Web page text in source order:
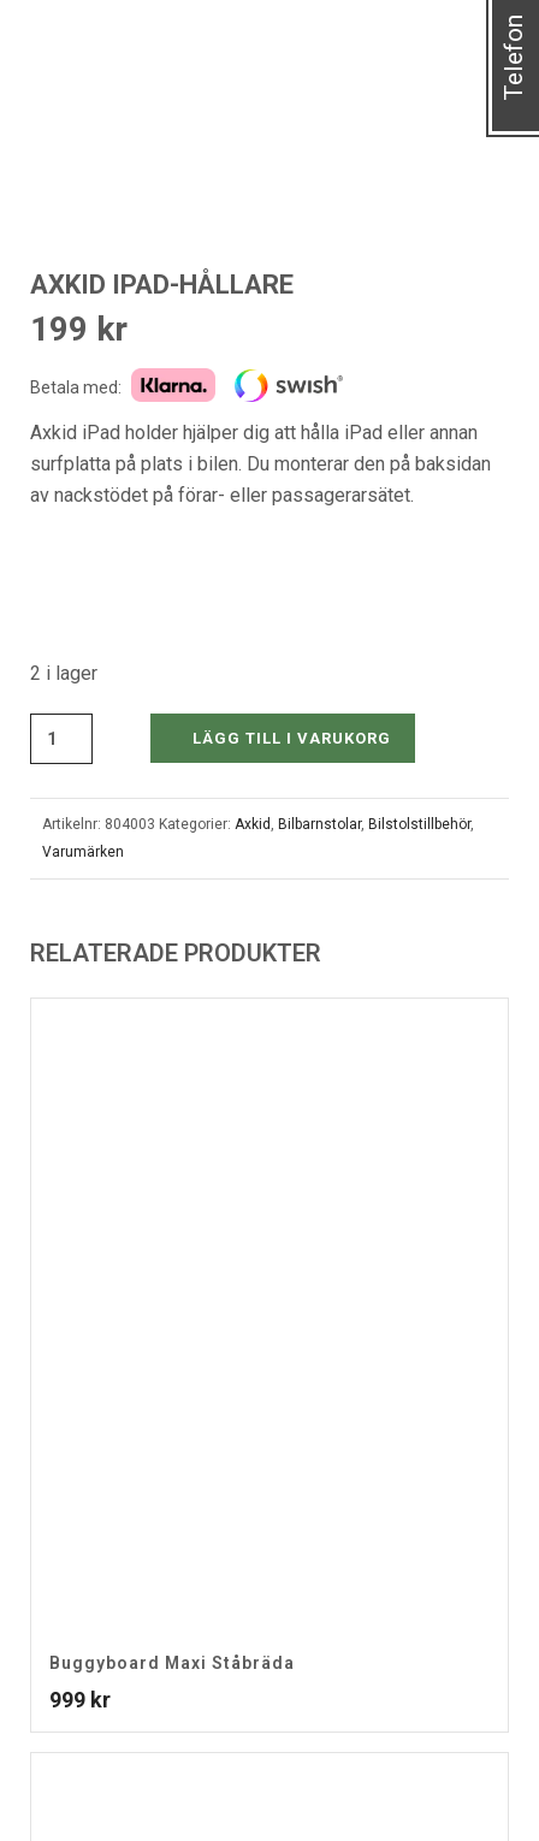
AXKID IPAD-HÅLLARE
199 kr
Betala med:
Axkid iPad holder hjälper dig att hålla iPad eller annan
surfplatta på plats i bilen. Du monterar den på baksidan
av nackstödet på förar- eller passagerarsätet.
2 i lager
LÄGG TILL I VARUKORG
Artikelnr: 804003 Kategorier: Axkid , Bilbarnstolar, Bilstolstillbehör,
Varumärken
RELATERADE PRODUKTER
Buggyboard Maxi Ståbräda
999 kr
Telefon